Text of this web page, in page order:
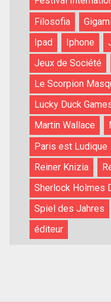
Filosofia
Ipad
Iphone
Jeux de Société
Le Scorpion
Lucky Duck
Martin Wallace
Paris est Ludique
Reiner Knizia
Sherlock Holmes
Spiel des Jahres
éditeur